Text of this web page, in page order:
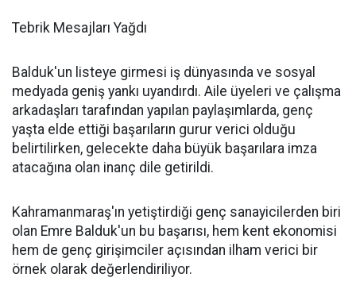
Tebrik Mesajları Yağdı
Balduk'un listeye girmesi iş dünyasında ve sosyal
medyada geniş yankı uyandırdı. Aile üyeleri ve çalışma
arkadaşları tarafından yapılan paylaşımlarda, genç
yaşta elde ettiği başarıların gurur verici olduğu
belirtilirken, gelecekte daha büyük başarılara imza
atacağına olan inanç dile getirildi.
Kahramanmaraş'ın yetiştirdiği genç sanayicilerden biri
olan Emre Balduk'un bu başarısı, hem kent ekonomisi
hem de genç girişimciler açısından ilham verici bir
örnek olarak değerlendiriliyor.